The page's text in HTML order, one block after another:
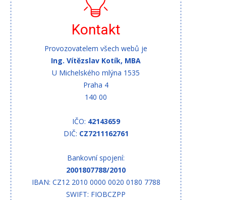
Kontakt
Provozovatelem všech webů je
Ing. Vítězslav Kotík, MBA
U Michelského mlýna 1535
Praha 4
140 00
IČO: 42143659
DIČ: CZ7211162761
Bankovní spojení:
2001807788/2010
IBAN: CZ12 2010 0000 0020 0180 7788
SWIFT: FIOBCZPP